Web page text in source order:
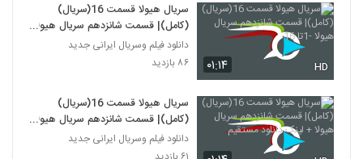
۰۱:۱۴ HD
سریال هیولا قسمت 16(سریال)
(کامل)| قسمت شانزدهم سریال هیولا
-1تا 16
دانلود فیلم وسریال ایرانی جدید
۸۶ بازدید
سریال هیولا قسمت 16(سریال)
(کامل)| قسمت شانزدهم سریال هیولا
+ لینک دانلود مستقیم
دانلود فیلم وسریال ایرانی جدید